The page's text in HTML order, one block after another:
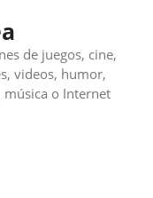
de juegos, cine,
videos, humor,
o Internet